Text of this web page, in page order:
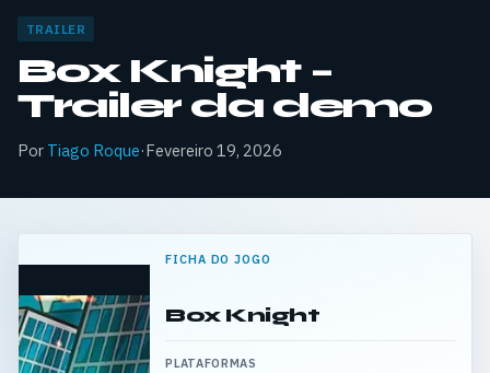
TRAILER
Box Knight –
Trailer da demo
Por Tiago Roque·Fevereiro 19, 2026
FICHA DO JOGO
Box Knight
PLATAFORMAS